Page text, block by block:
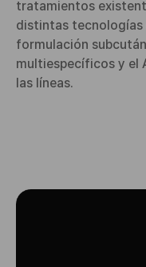
tratamientos
distintas tecnologías
formulación
multiespecíficos y el
las líneas.